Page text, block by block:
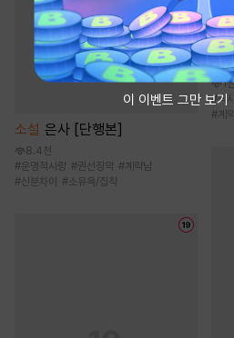
소설 은사 [단행본]
8.4천
#운명적사랑 #권선징악 # 계략남
#신분차이 #소유욕/집착
만
님
인
1
#짝
#계
이 이벤트 그만 보기